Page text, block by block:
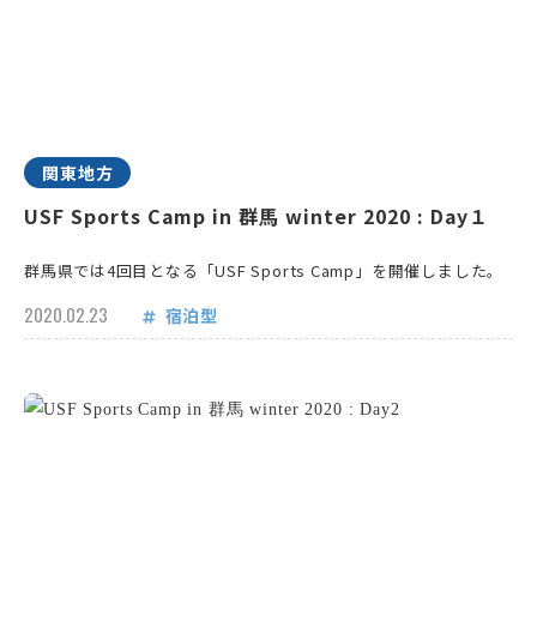
関東地方
USF Sports Camp in 群馬 winter 2020 : Day１
群馬県では4回目となる「USF Sports Camp」を開催しました。
2020.02.23 宿泊型